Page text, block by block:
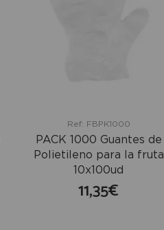
Ref: FBPK1000
PACK 1000 Guantes de
Polietileno para la fruta
10x100ud
11,35€